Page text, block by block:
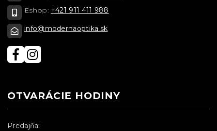
Eshop: +421 911 411 988
info@modernaoptika.sk
OTVARÁCIE HODINY
Predajňa: